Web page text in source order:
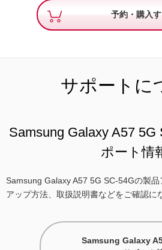
予約・購入
サポートに
Samsung Galaxy A57 5G
ポート情
Samsung Galaxy A57 5G SC-54Gの製
アップ方法、取扱説明書などをご確認に
Samsung Galaxy